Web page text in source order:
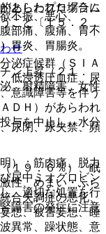
不振、悪心、
部痛、腹痛、胃不
胃炎、胃腸炎。
ン上昇（２１．
、射精障害、女性
尿閉、尿失禁、頻
１９．６％）、眠
性、めまい・ふら
合失調症の悪化、
想、被害妄想、睡
異常、躁状態、意
あらわれた場合に
こと〔１５．２．
泌症候群（ＳＩＡ
低浸透圧血症、尿
意識障害等を伴う
ＤＨ）があらわれ
与を中止し、水分
）：筋肉痛、脱力
尿中ミオグロビン
、適切な処置を行
障害の発症に注意
としたプログラム
せ